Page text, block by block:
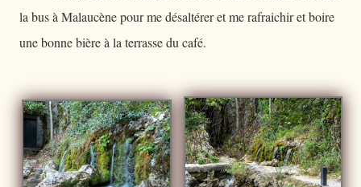
la bus à Malaucène pour me désaltérer et me rafraichir et boire
une bonne bière à la terrasse du café.